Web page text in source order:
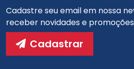
Cadastre seu email em nossa
receber novidades e
Cadastrar